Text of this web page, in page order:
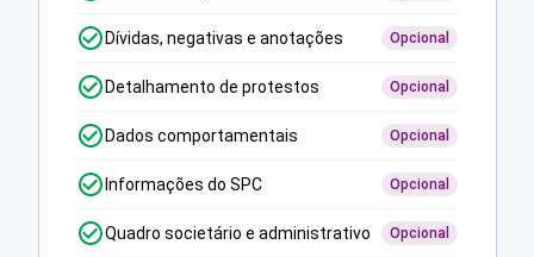
Dívidas, negativas e anotações Opcional
Detalhamento de protestos Opcional
Dados comportamentais Opcional
Informações do SPC Opcional
Quadro societário e administrativo Opcional